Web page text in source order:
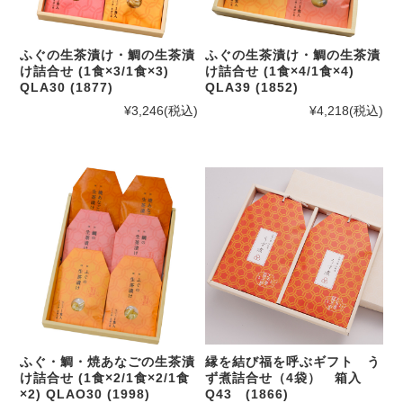
ふぐの生茶漬け・鯛の生茶漬
け詰合せ (1食×3/1食×3)
QLA30 (1877)
¥3,246(税込)
ふぐの生茶漬け・鯛の生茶漬
け詰合せ (1食×4/1食×4)
QLA39 (1852)
¥4,218(税込)
ふぐ・鯛・焼あなごの生茶漬
け詰合せ (1食×2/1食×2/1食
×2) QLAO30 (1998)
縁を結び福を呼ぶギフト う
ず煮詰合せ（4袋） 箱入
Q43 (1866)